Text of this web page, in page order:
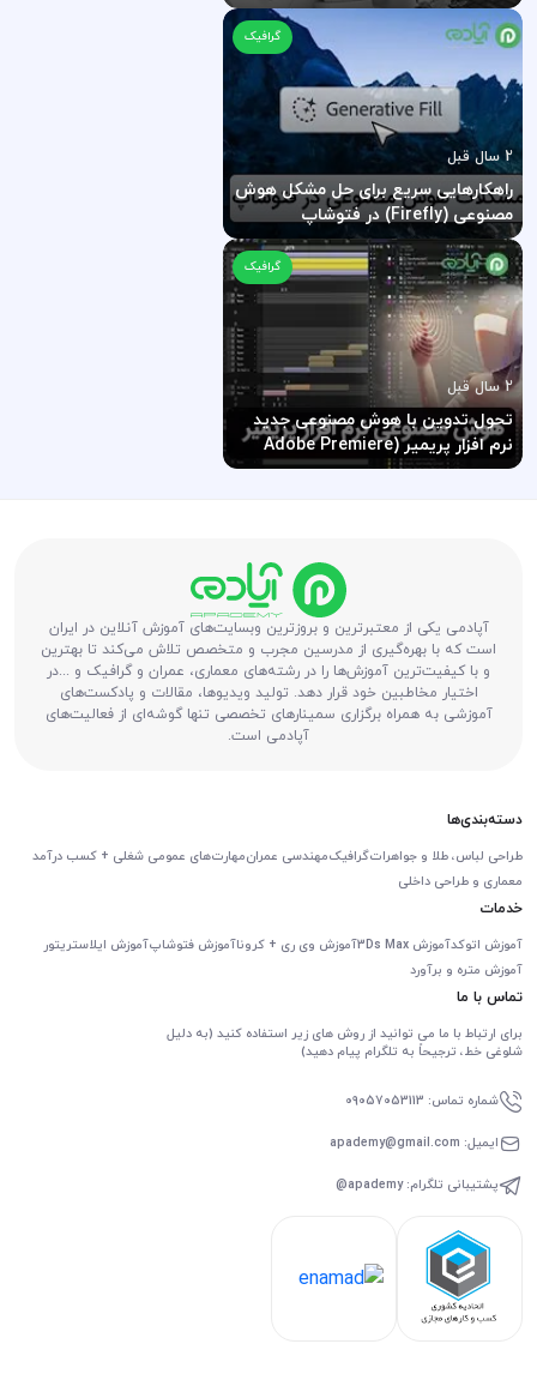
گرافیک
2 سال قبل
راهکارهایی سریع برای حل مشکل هوش
مصنوعی (Firefly) در فتوشاپ
گرافیک
2 سال قبل
تحول تدوین با هوش مصنوعی جدید
نرم افزار پریمیر (Adobe Premiere
Pro)
آپادمی یکی از معتبرترین و بروزترین وبسایت‌های آموزش آنلاین در ایران
است که با بهره‌گیری از مدرسین مجرب و متخصص تلاش می‌کند تا بهترین
و با کیفیت‌ترین آموزش‌ها را در رشته‌های معماری، عمران و گرافیک و ...در
اختیار مخاطبین خود قرار دهد. تولید ویدیوها، مقالات و پادکست‌های
آموزشی به همراه برگزاری سمینارهای تخصصی تنها گوشه‌ای از فعالیت‌های
آپادمی است.
دسته‌بندی‌ها
طراحی لباس، طلا و جواهراتگرافیکمهندسی عمرانمهارت‌های عمومی شغلی + کسب درآمد
معماری و طراحی داخلی
خدمات
آموزش اتوکدآموزش 3Ds Max آموزش وی ری + کروناآموزش فتوشاپآموزش ایلاستریتور
آموزش متره و برآورد
تماس با ما
برای ارتباط با ما می توانید از روش های زیر استفاده کنید (به دلیل
شلوغی خط، ترجیحاً به تلگرام پیام دهید)
شماره تماس: 09057053113
ایمیل: apademy@gmail.com
پشتیبانی تلگرام: apademy@